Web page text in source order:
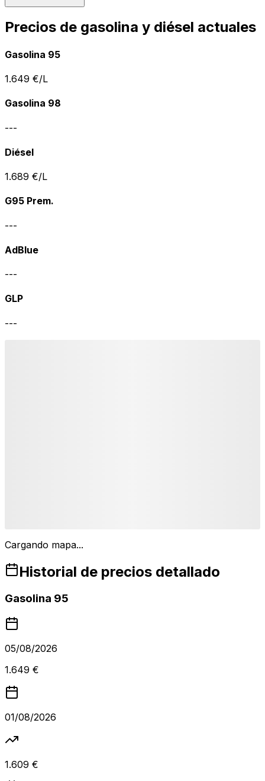
Precios de gasolina y diésel actuales
Gasolina 95
1.649 €/L
Gasolina 98
---
Diésel
1.689 €/L
G95 Prem.
---
AdBlue
---
GLP
---
Cargando mapa...
Historial de precios detallado
Gasolina 95
05/08/2026
1.649 €
01/08/2026
1.609 €